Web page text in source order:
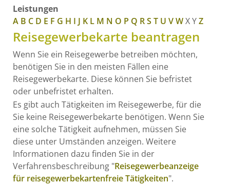
Leistungen
A B C D E F G H I J K L M N O P Q RS T U VWXYZ
Reisegewerbekarte beantragen
Wenn Sie ein Reisegewerbe betreiben möchten,
benötigen Sie in den meisten Fällen eine
Reisegewerbekarte. Diese können Sie befristet
oder unbefristet erhalten.
Es gibt auch Tätigkeiten im Reisegewerbe, für die
Sie keine Reisegewerbekarte benötigen. Wenn Sie
eine solche Tätigkeit aufnehmen, müssen Sie
diese unter Umständen anzeigen. Weitere
Informationen dazu finden Sie in der
Verfahrensbeschreibung "Reisegewerbeanzeige
für reisegewerbekartenfreie Tätigkeiten".